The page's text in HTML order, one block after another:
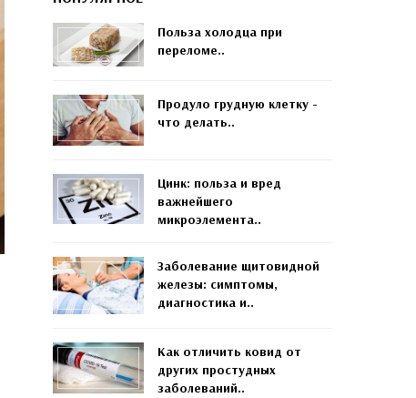
Польза холодца при
переломе..
Продуло грудную клетку -
что делать..
Цинк: польза и вред
важнейшего
микроэлемента..
Заболевание щитовидной
железы: симптомы,
диагностика и..
Как отличить ковид от
других простудных
заболеваний..